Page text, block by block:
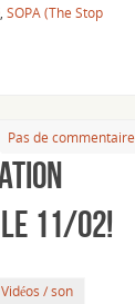
SOPA (The Stop
Pas de commentaire
11/02!
Vidéos / son